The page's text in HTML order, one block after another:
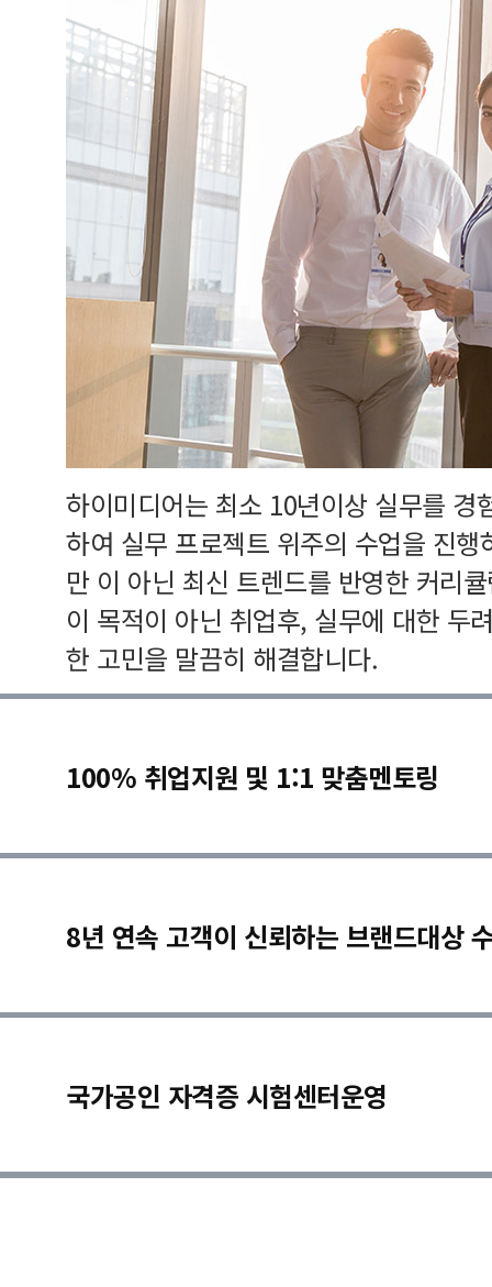
하이미디어는 최소 10년이상 실무를 경
하여 실무 프로젝트 위주의 수업을 진
만 이 아닌 최신 트렌드를 반영한 커리
이 목적이 아닌 취업후, 실무에 대한 두
한 고민을 말끔히 해결합니다.
100% 취업지원 및 1:1 맞춤멘토링
8년 연속 고객이 신뢰하는 브랜드대상
국가공인 자격증 시험센터운영